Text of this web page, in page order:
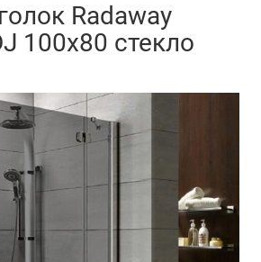
Radaway
100x80 стекло